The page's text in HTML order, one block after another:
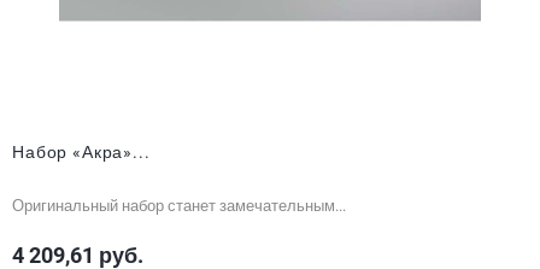
Набор «Акра»...
Оригинальный набор станет замечательным...
Цена
4 209,61 руб.